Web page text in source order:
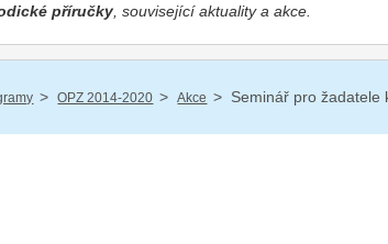
příručky, související aktuality a akce.
/ OPZ 2014-2020 / Akce / Seminář pro žadatele